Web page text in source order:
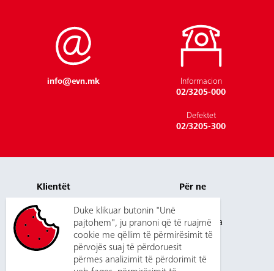
Kontakt
info@evn.mk
Informacion
02/3205-000
Defektet
02/3205-300
Klientët
Pagesa dhe çmimet
Shërbimet
New customer
Na kontaktoni
Për ne
Përgjegjësia
Mediumet
Prokurimet
Duke klikuar butonin "Unë
pajtohem", ju pranoni që të ruajmë
cookie me qëllim të përmirësimit të
përvojës suaj të përdoruesit
përmes analizimit të përdorimit të